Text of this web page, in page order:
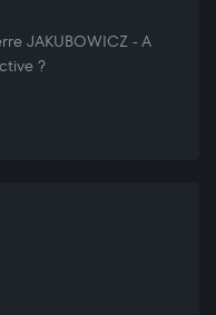
JAKUBOWICZ - A
?